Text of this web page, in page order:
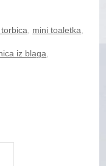
mini toaletka
iz blaga